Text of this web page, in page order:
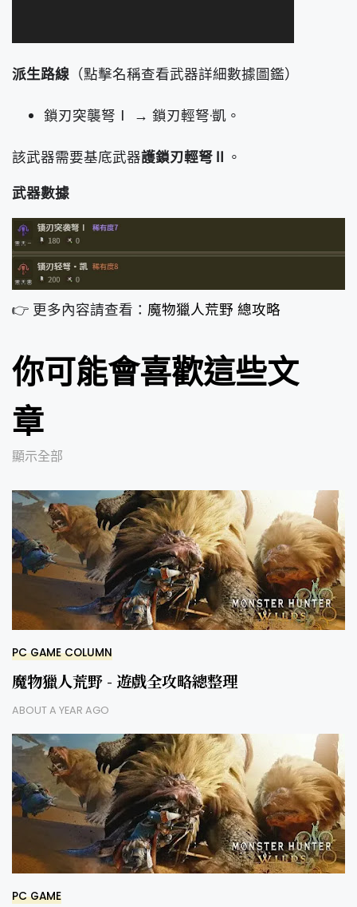
派生路線 （點擊名稱查看武器詳細數據圖鑑）
鎖刃突襲弩Ⅰ → 鎖刃輕弩·凱。
該武器需要基底武器護鎖刃輕弩Ⅱ 。
武器數據
👉 更多內容請查看： 魔物獵人荒野 總攻略
你可能會喜歡這些文
章
顯示全部
PC GAME COLUMN
魔物獵人荒野 - 遊戲全攻略總整理
ABOUT A YEAR AGO
PC GAME